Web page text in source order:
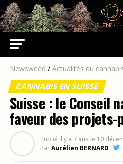
Newsweed / Actualités du
CANNABIS EN SUISSE
Suisse : le Conseil
faveur des projets-
Publié il y a 7 ans le 10
ParAurélien BERNARD